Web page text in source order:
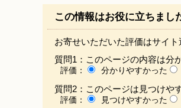
この情報はお役に立ちまし
お寄せいただいた評価はサイト
質問1：このページの内容は分
評価： 分かりやすかった
質問2：このページは見つけや
評価： 見つけやすかった